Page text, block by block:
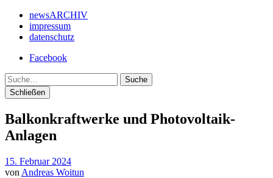
newsARCHIV
impressum
datenschutz
Facebook
Suche
Schließen
Balkonkraftwerke und Photovoltaik-
Anlagen
15. Februar 2024
von Andreas Woitun